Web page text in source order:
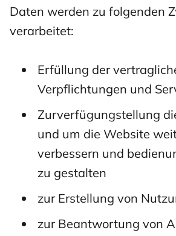
Daten werden zu folgenden
verarbeitet:
Erfüllung der
Verpflichtungen und
Zurverfügungstellung
und um die Website
verbessern und
zu gestalten
zur Erstellung von
zur Beantwortung von